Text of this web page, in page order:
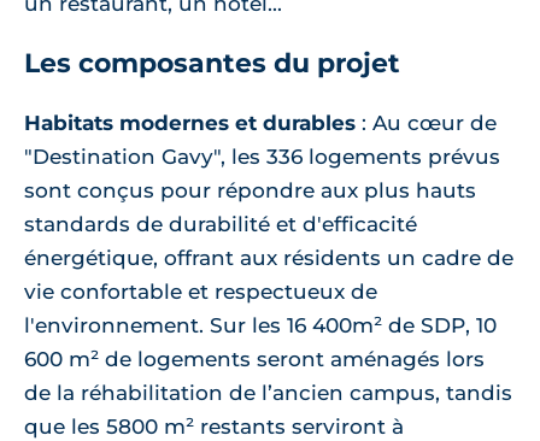
Les composantes du projet
Habitats modernes et durables : Au cœur de
"Destination Gavy", les 336 logements prévus
sont conçus pour répondre aux plus hauts
standards de durabilité et d'efficacité
énergétique, offrant aux résidents un cadre de
vie confortable et respectueux de
l'environnement. Sur les 16 400m² de SDP, 10
600 m² de logements seront aménagés lors
de la réhabilitation de l’ancien campus, tandis
que les 5800 m² restants serviront à